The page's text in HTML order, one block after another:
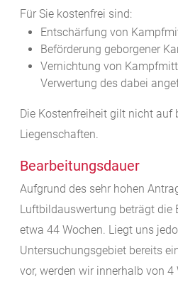
Für Sie kostenfrei sind:
Entschärfung von
Beförderung geborgener
Vernichtung von
Verwertung des dabei
Die Kostenfreiheit gilt nicht auf
Liegenschaften.
Bearbeitungsdauer
Aufgrund des sehr hohen
Luftbildauswertung beträgt die
etwa 44 Wochen. Liegt uns
Untersuchungsgebiet bereits
vor, werden wir innerhalb von 4